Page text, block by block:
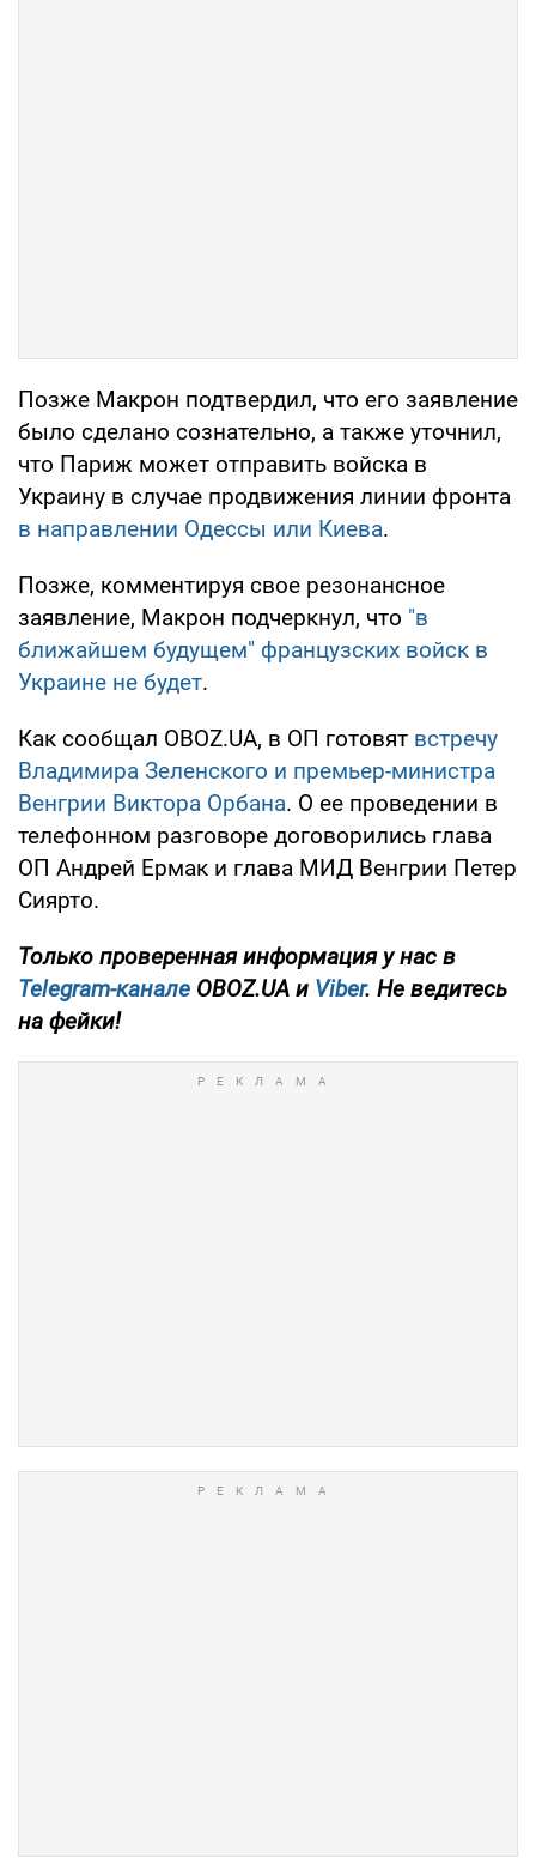
Позже Макрон подтвердил, что его заявление
было сделано сознательно, а также уточнил,
что Париж может отправить войска в
Украину в случае продвижения линии фронта
в направлении Одессы или Киева.
Позже, комментируя свое резонансное
заявление, Макрон подчеркнул, что "в
ближайшем будущем" французских войск в
Украине не будет.
Как сообщал OBOZ.UA, в ОП готовят встречу
Владимира Зеленского и премьер-министра
Венгрии Виктора Орбана. О ее проведении в
телефонном разговоре договорились глава
ОП Андрей Ермак и глава МИД Венгрии Петер
Сиярто.
Только проверенная информация у нас в
Telegram-канале OBOZ.UA и Viber. Не ведитесь
на фейки!